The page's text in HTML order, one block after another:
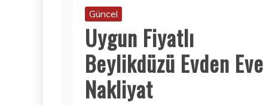
Güncel
Uygun Fiyatlı
Beylikdüzü Evden Eve
Nakliyat